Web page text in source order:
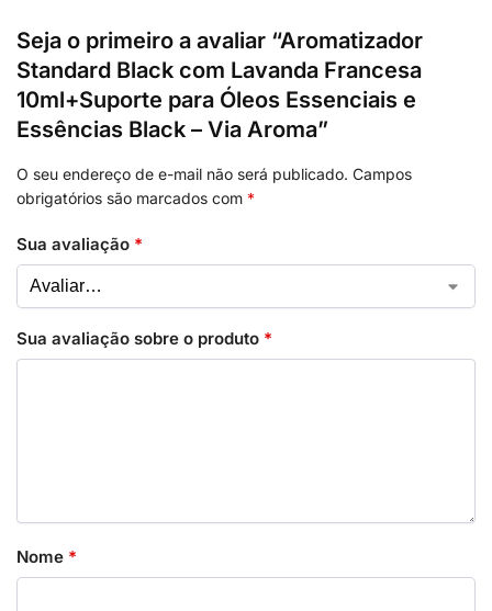
Seja o primeiro a avaliar “Aromatizador
Standard Black com Lavanda Francesa
10ml+Suporte para Óleos Essenciais e
Essências Black – Via Aroma”
O seu endereço de e-mail não será publicado. Campos
obrigatórios são marcados com *
Sua avaliação *
Sua avaliação sobre o produto *
Nome *